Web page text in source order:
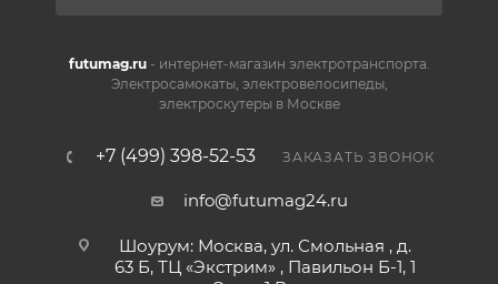
futumag.ru- интернет-магазин электротранспорта.
Электросамокаты, электровелосипеды,
электроскутеры в Москве
+7 (499) 398-52-53 ЗАКАЗАТЬ ЗВОНОК
info@futumag24.ru
Шоурум: Москва, ул. Смольная , д.
63 Б, ТЦ «Экстрим» , Павильон Б-1, 1